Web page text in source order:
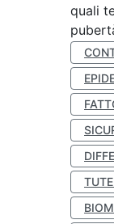
quali